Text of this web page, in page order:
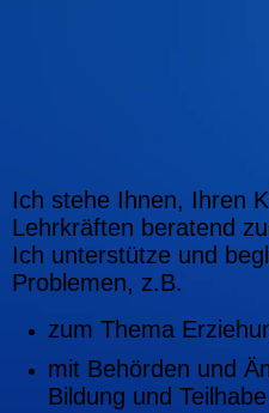
Ich stehe Ihnen, Ihren
Lehrkräften beratend
Ich unterstütze und
Problemen, z.B.
zum Thema
mit Behörden und
Bildung und